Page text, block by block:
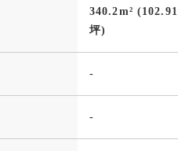
340.2m² (102.91
坪)
-
-